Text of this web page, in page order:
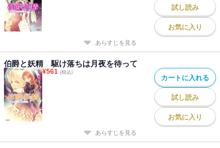
試し読み
お気に入り
あらすじを見る
伯爵と妖精 駆け落ちは月夜を待って
¥561 (税込)
カートに入れる
試し読み
お気に入り
あらすじを見る